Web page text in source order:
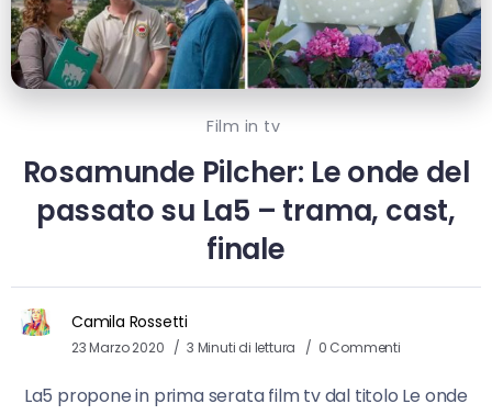
Film in tv
Rosamunde Pilcher: Le onde del
passato su La5 – trama, cast,
finale
Camila Rossetti
23 Marzo 2020 3 Minuti di lettura 0 Commenti
La5 propone in prima serata film tv dal titolo Le onde